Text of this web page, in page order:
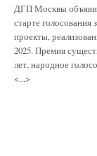
ДГП Москвы
старте голосования
проекты,
2025. Премия
лет, народное
<...>